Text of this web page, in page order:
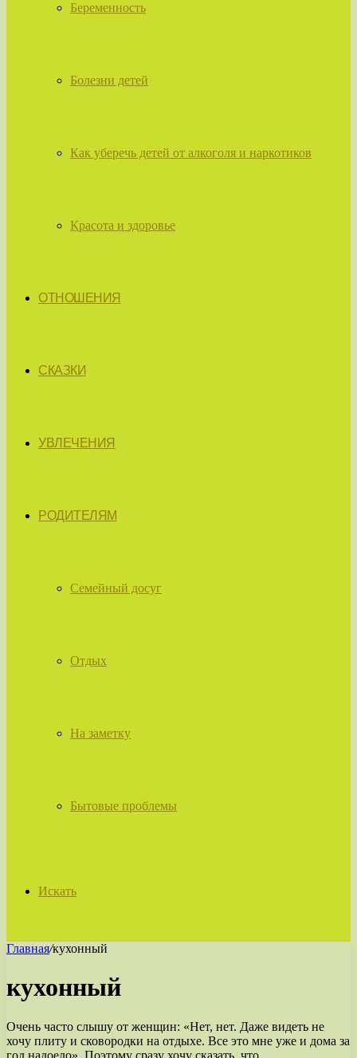
Беременность
Болезни детей
Как уберечь детей от алкоголя и наркотиков
Красота и здоровье
ОТНОШЕНИЯ
СКАЗКИ
УВЛЕЧЕНИЯ
РОДИТЕЛЯМ
Семейный досуг
Отдых
На заметку
Бытовые проблемы
Искать
Главная/кухонный
кухонный
Очень часто слышу от женщин: «Нет, нет. Даже видеть не
хочу плиту и сковородки на отдыхе. Все это мне уже и дома за
год надоело». Поэтому сразу хочу сказать, что…